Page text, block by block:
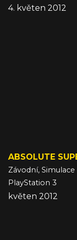
4. květen 2012
ABSOLUTE
Závodní, Simulace
PlayStation 3
květen 2012